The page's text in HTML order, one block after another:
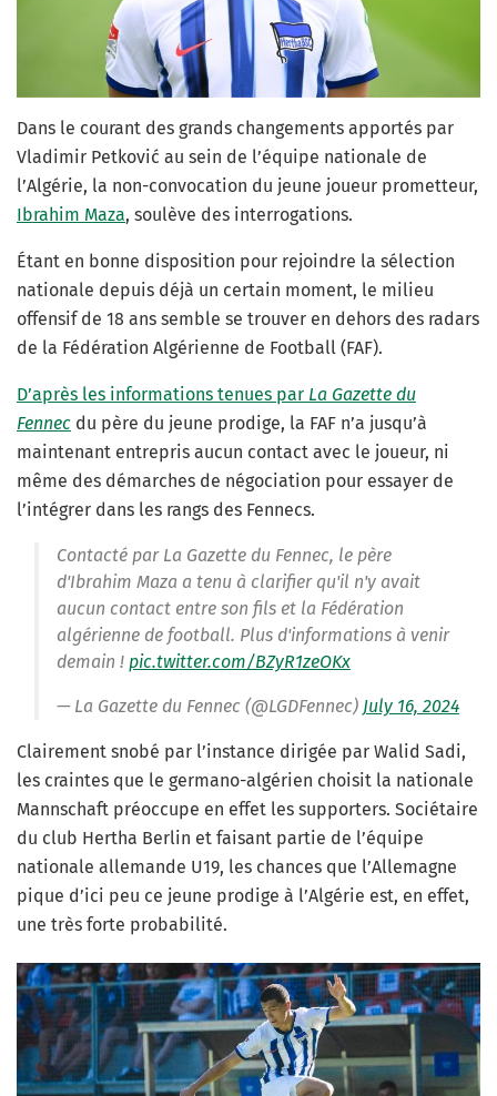
Dans le courant des grands changements apportés par
Vladimir Petković au sein de l’équipe nationale de
l’Algérie, la non-convocation du jeune joueur prometteur,
Ibrahim Maza, soulève des interrogations.
Étant en bonne disposition pour rejoindre la sélection
nationale depuis déjà un certain moment, le milieu
offensif de 18 ans semble se trouver en dehors des radars
de la Fédération Algérienne de Football (FAF).
D’après les informations tenues par La Gazette du
Fennec du père du jeune prodige, la FAF n’a jusqu’à
maintenant entrepris aucun contact avec le joueur, ni
même des démarches de négociation pour essayer de
l’intégrer dans les rangs des Fennecs.
Contacté par La Gazette du Fennec, le père
d'Ibrahim Maza a tenu à clarifier qu'il n'y avait
aucun contact entre son fils et la Fédération
algérienne de football. Plus d'informations à venir
demain ! pic.twitter.com/BZyR1zeOKx
— La Gazette du Fennec (@LGDFennec) July 16, 2024
Clairement snobé par l’instance dirigée par Walid Sadi,
les craintes que le germano-algérien choisit la nationale
Mannschaft préoccupe en effet les supporters. Sociétaire
du club Hertha Berlin et faisant partie de l’équipe
nationale allemande U19, les chances que l’Allemagne
pique d’ici peu ce jeune prodige à l’Algérie est, en effet,
une très forte probabilité.